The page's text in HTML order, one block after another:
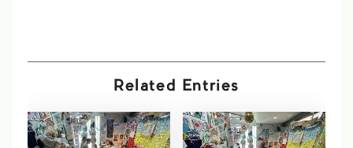
Related Entries